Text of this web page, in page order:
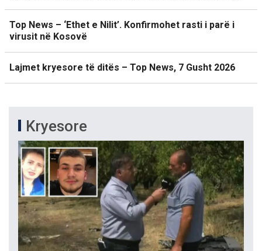
Top News – ‘Ethet e Nilit’. Konfirmohet rasti i parë i
virusit në Kosovë
Lajmet kryesore të ditës – Top News, 7 Gusht 2026
Kryesore